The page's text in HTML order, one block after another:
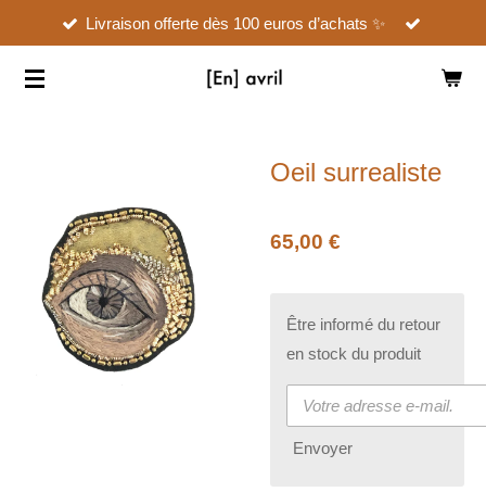
contenu
Livraison offerte dès 100 euros d’achats ✨
Oeil surrealiste
65,00 €
Être informé du retour
en stock du produit
Envoyer